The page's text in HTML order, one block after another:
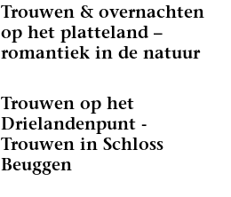
Trouwen & overnachten
op het platteland –
romantiek in de natuur
Trouwen op het
Drielandenpunt -
Trouwen in Schloss
Beuggen